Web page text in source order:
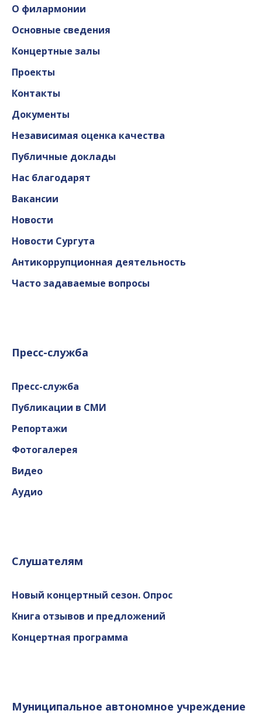
О филармонии
Основные сведения
Концертные залы
Проекты
Контакты
Документы
Независимая оценка качества
Публичные доклады
Нас благодарят
Вакансии
Новости
Новости Сургута
Антикоррупционная деятельность
Часто задаваемые вопросы
Пресс-служба
Пресс-служба
Публикации в СМИ
Репортажи
Фотогалерея
Видео
Аудио
Слушателям
Новый концертный сезон. Опрос
Книга отзывов и предложений
Концертная программа
Муниципальное автономное учреждение